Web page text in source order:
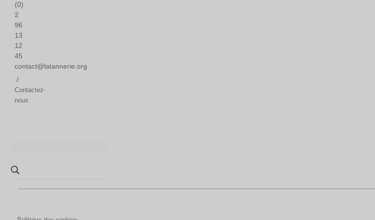
(0)
2
96
13
12
45
contact@latannerie.org
/
Contactez-
nous